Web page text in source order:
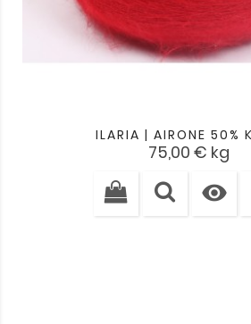
ILARIA | AIRONE 50%
Cena
75,00 € kg
